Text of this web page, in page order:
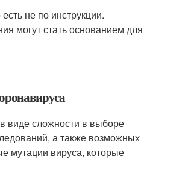
не по инструкции.
могут стать основанием для
виде сложности в выборе
а также возможных
мутации вируса, которые